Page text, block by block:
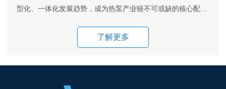
型化、一体化发展趋势，成为热泵产业链不可或缺的核心配套
了解更多